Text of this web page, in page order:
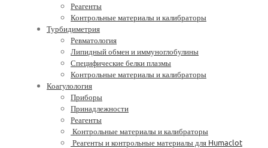
Реагенты
Контрольные материалы и калибраторы
Турбидиметрия
Ревматология
Липидный обмен и иммуноглобулины
Специфические белки плазмы
Контрольные материалы и калибраторы
Коагулология
Приборы
Принадлежности
Реагенты
Контрольные материалы и калибраторы
Реагенты и контрольные материалы для Humaclot